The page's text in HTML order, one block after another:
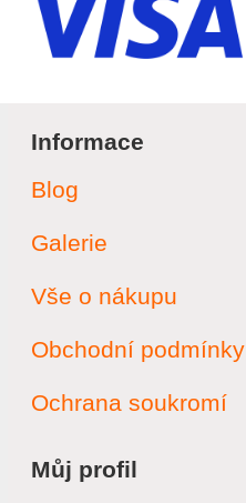
Informace
Blog
Galerie
Vše o nákupu
Obchodní podmínky
Ochrana soukromí
Můj profil